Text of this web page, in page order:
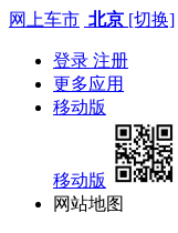
网上车市 北京 [切换]
登录 注册
更多应用
移动版
移动版
网站地图